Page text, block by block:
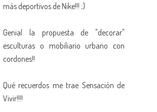
más deportivos de Nike!!! ;)
Genial la propuesta de "decorar"
esculturas o mobiliario urbano con
cordones!!
Qué recuerdos me trae Sensación de
Vivir!!!!